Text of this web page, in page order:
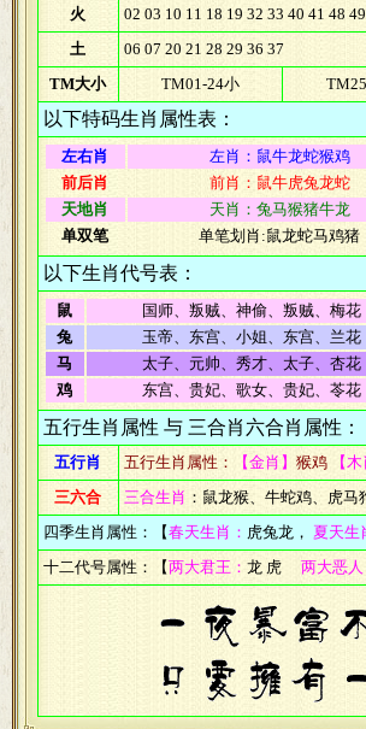
火
02 03 10 11 18 19 32 33 40 41 48 49
土
06 07 20 21 28 29 36 37
TM大小
TM01-24小
以下特码生肖属性表：
左右肖
左肖：鼠牛龙蛇猴鸡
前后肖
前肖：鼠牛虎兔龙蛇
天地肖
天肖：兔马猴猪牛
单双笔
单笔划肖:鼠龙蛇马鸡
以下生肖代号表：
鼠 国师、叛贼、神偷、叛贼、梅花
兔
玉帝、东宫、小姐、东宫、兰花
马
太子、元帅、秀才、太子、杏花
鸡
东宫、贵妃、歌女、贵妃、苓花
五行生肖属性 与 三合肖六合肖属性：
五行肖 五行生肖属性： 【金肖】 猴鸡 【木
三六合
三合生肖 ：鼠龙猴、牛蛇鸡、虎马
四季生肖属性：【春天生肖： 虎兔龙， 夏天生
十二代号属性：【两大君王： 龙 虎 两大恶人